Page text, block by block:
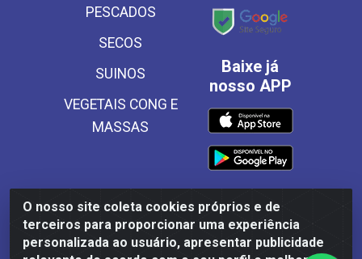
O nosso site coleta cookies próprios e de
terceiros para proporcionar uma experiência
personalizada ao usuário, apresentar publicidade
PESCADOS
SECOS
SUINOS
VEGETAIS CONG E
MASSAS
Baixe já
nosso APP
Frinscal - Distribuidora e Importadora de Alimentos LTDA -
Rodovia BR 101 Sul Km 187, 310 Galpão - Santa Rosa,
Palmares/PE - CEP 55540-000 - CNPJ 03.504.437/0001-50